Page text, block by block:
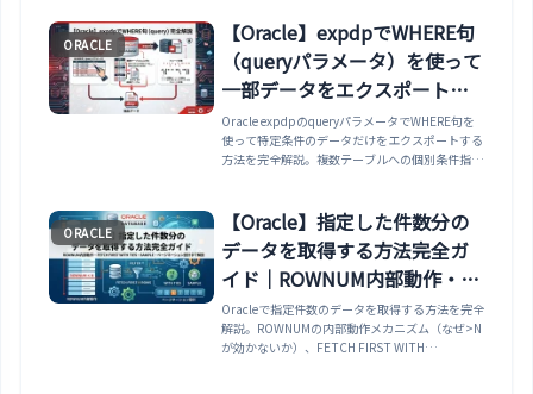
トリンクの違い・FIXED USER（固定ユーザー）
と CONNECTED USER（現在のユーザー）の認証
方式の違い・分散クエリ・分散トランザクション
（2フェーズコミット）の注意点・
ALL_DB_LINKS / USER_DB_LINKS でデータベー
スリンクを確認する方法・ORA-02085・ORA-
01017 などの接続エラーと対処法まで解説しま
す。
ORACLE
【Oracle】expdpでWHERE句
（queryパラメータ）を使って
一部データをエクスポートす
る方法｜複数テーブル・
parfile・クォート対策まで完
全解説
Oracle expdpのqueryパラメータでWHERE句を
使って特定条件のデータだけをエクスポートする
方法を完全解説。複数テーブルへの個別条件指
ORACLE
【Oracle】指定した件数分の
データを取得する方法完全ガ
イド｜ROWNUM内部動作・
FETCH FIRST WITH TIES・
SAMPLE・ページネーション設
Oracleで指定件数のデータを取得する方法を完全
解説。ROWNUMの内部動作メカニズム（なぜ>N
が効かないか）、FETCH FIRST WITH